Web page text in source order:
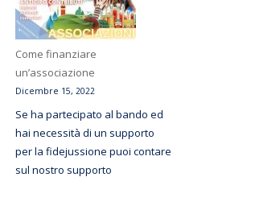
Come finanziare
un’associazione
Dicembre 15, 2022
Se ha partecipato al bando ed
hai necessità di un supporto
per la fidejussione puoi contare
sul nostro supporto